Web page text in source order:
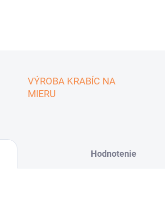
VÝROBA KRABÍC NA
MIERU
Hodnotenie